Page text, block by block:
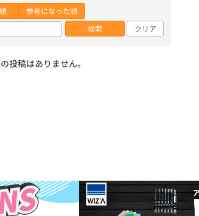
参考になった順
検索 クリア
投稿はありません。